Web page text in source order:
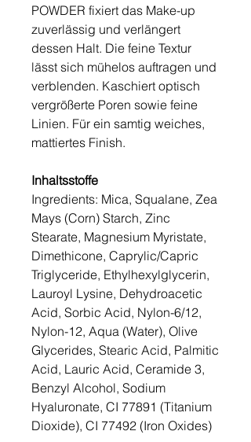
POWDER fixiert das Make-up
zuverlässig und verlängert
dessen Halt. Die feine Textur
lässt sich mühelos auftragen und
verblenden. Kaschiert optisch
vergrößerte Poren sowie feine
Linien. Für ein samtig weiches,
mattiertes Finish.
Inhaltsstoffe
Ingredients: Mica, Squalane, Zea
Mays (Corn) Starch, Zinc
Stearate, Magnesium Myristate,
Dimethicone, Caprylic/Capric
Triglyceride, Ethylhexylglycerin,
Lauroyl Lysine, Dehydroacetic
Acid, Sorbic Acid, Nylon-6/12,
Nylon-12, Aqua (Water), Olive
Glycerides, Stearic Acid, Palmitic
Acid, Lauric Acid, Ceramide 3,
Benzyl Alcohol, Sodium
Hyaluronate, CI 77891 (Titanium
Dioxide), CI 77492 (Iron Oxides)